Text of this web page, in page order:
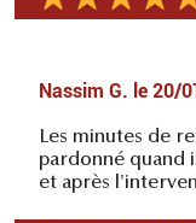
Nassim G. le 20/
Les minutes de
pardonné quand
et après